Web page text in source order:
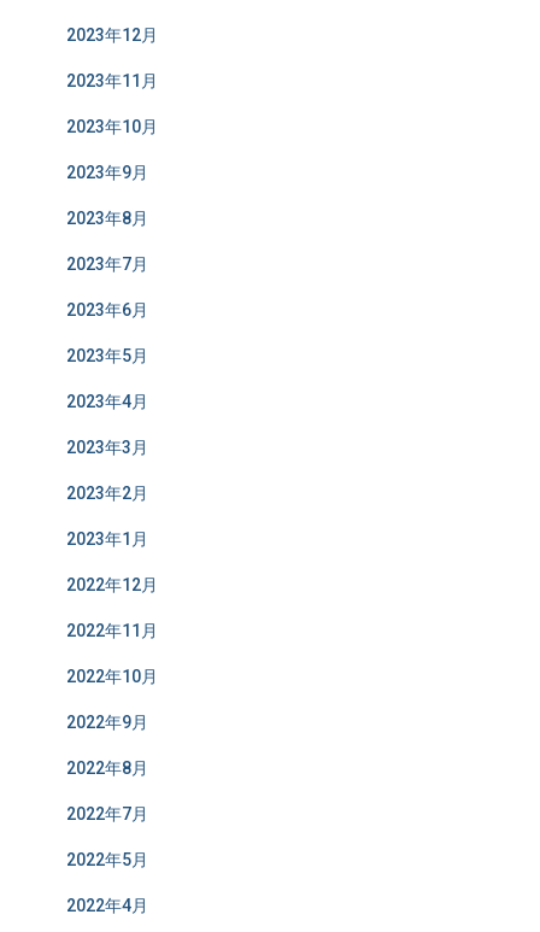
2023年12月
2023年11月
2023年10月
2023年9月
2023年8月
2023年7月
2023年6月
2023年5月
2023年4月
2023年3月
2023年2月
2023年1月
2022年12月
2022年11月
2022年10月
2022年9月
2022年8月
2022年7月
2022年5月
2022年4月